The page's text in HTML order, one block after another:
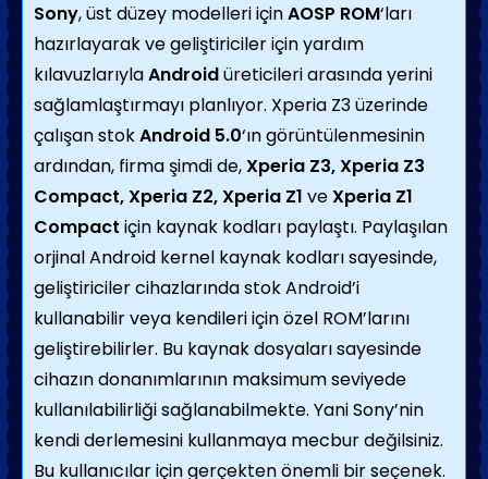
Sony, üst düzey modelleri içinAOSP ROM‘ları
hazırlayarak ve geliştiriciler için yardım
kılavuzlarıylaAndroidüreticileri arasında yerini
sağlamlaştırmayı planlıyor. Xperia Z3 üzerinde
çalışan stokAndroid 5.0‘ın görüntülenmesinin
ardından, firma şimdi de,Xperia Z3, Xperia Z3
Compact, Xperia Z2, Xperia Z1 veXperia Z1
Compact için kaynak kodları paylaştı. Paylaşılan
orjinal Android kernel kaynak kodları sayesinde,
geliştiriciler cihazlarında stok Android’i
kullanabilir veya kendileri için özel ROM’larını
geliştirebilirler. Bu kaynak dosyaları sayesinde
cihazın donanımlarının maksimum seviyede
kullanılabilirliği sağlanabilmekte. Yani Sony’nin
kendi derlemesini kullanmaya mecbur değilsiniz.
Bu kullanıcılar için gerçekten önemli bir seçenek.